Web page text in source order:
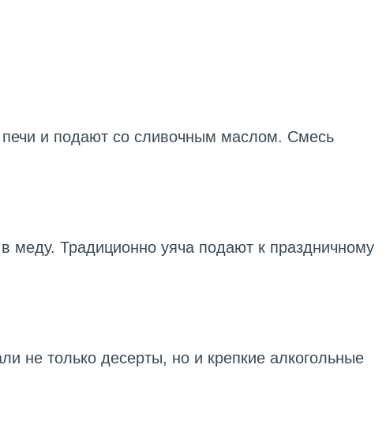
и подают со сливочным маслом. Смесь
меду. Традиционно уяча подают к праздничному
не только десерты, но и крепкие алкогольные